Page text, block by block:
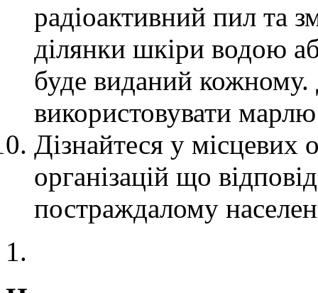
радіоактивний пил та
ділянки шкіри водою
буде виданий
використовувати
Дізнайтеся у місцевих
організацій що
постраждалому